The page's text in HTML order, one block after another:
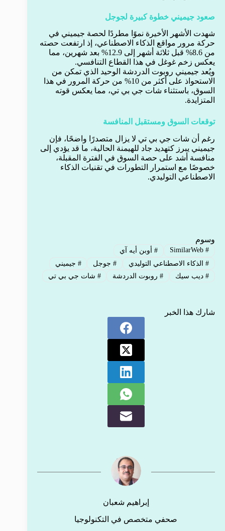
صعود جيميني خطوة كبيرة لجوجل
شهدت الأشهر الأخيرة نموًا مطردًا لحصة جيميني في
حركة مرور مواقع الذكاء الاصطناعي، إذ ارتفعت حصته
من 8.6% قبل ثلاثة أشهر إلى 12.9% بعد شهرين، مما
يعكس زخم غوغل في هذا القطاع التنافسي.
ويُعد جيميني روبوت الدردشة الوحيد الذي تمكن من
الاستحواذ على أكثر من 10% من حركة المرور في هذا
السوق، باستثناء شات جي بي تي، مما يعكس قوته
المتزايدة.
توقعات السوق ومستقبل المنافسة
رغم أن شات جي بي تي لا يزال متصدرًا واضحًا، فإن
جيميني يبرز كتهديد جاد للهيمنة الحالية، ما قد يؤدي إلى
منافسة أشد على حصة السوق في الفترة المقبلة،
خصوصًا مع استمرار التطورات في تقنيات الذكاء
الاصطناعي التوليدي.
وسوم
#
SimilarWeb
#أوبن أيه آي
#الذكاء الاصطناعي التوليدي #جوجل # جيميني
#ديب سيك #روبوت الدردشة # شات جي بي تي
شارك هذا الخبر
إبراهيم شعبان
صحفي متخصص في التكنولوجيا